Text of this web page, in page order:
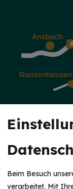
Beim Besuch
verarbeitet. Mit